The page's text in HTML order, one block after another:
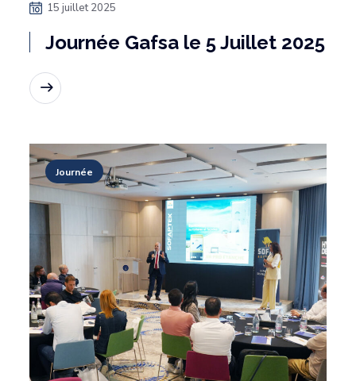
15 juillet 2025
Journée Gafsa le 5 Juillet 2025
Journée